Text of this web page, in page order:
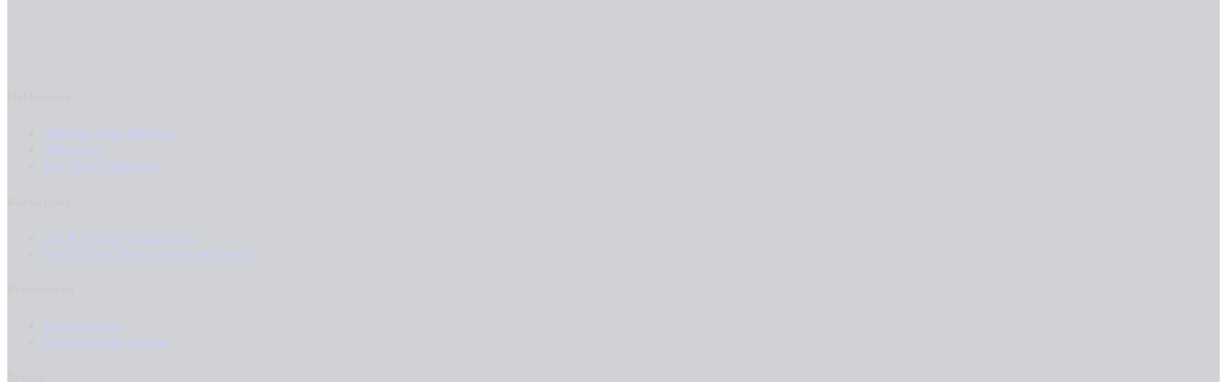
300 Bar Dalış Merkezi
Teknemiz
Kaş Dalış Noktaları
SSI Kaş Dalış Kurslarımız
Kaş TSFF CMAS Dalış Kurslarımız
Rezervasyon
Sıkça Sorulan Sorular